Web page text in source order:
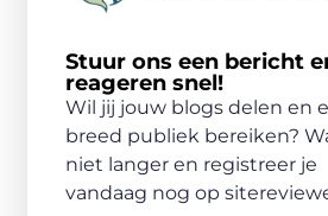
Stuur ons een bericht
reageren snel!
Wil jij jouw blogs delen en
breed publiek bereiken?
niet langer en registreer je
vandaag nog op